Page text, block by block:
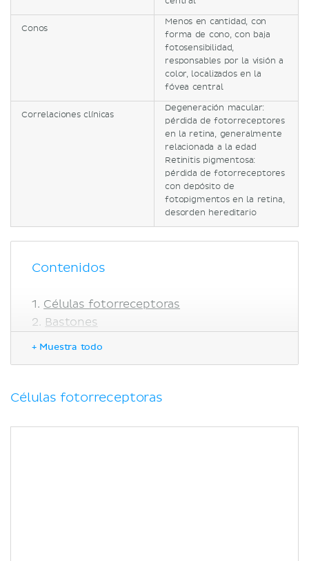
Conos
Menos en cantidad, con
forma de cono, con baja
fotosensibilidad,
responsables por la visión a
color, localizados en la
fóvea central
Correlaciones clínicas
Degeneración macular:
pérdida de fotorreceptores
en la retina, generalmente
relacionada a la edad
Retinitis pigmentosa:
pérdida de fotorreceptores
con depósito de
fotopigmentos en la retina,
desorden hereditario
Contenidos
Células fotorreceptoras
Bastones
+ Muestra todo
Células fotorreceptoras